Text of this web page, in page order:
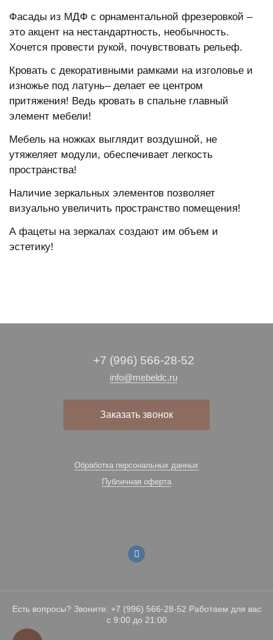
Фасады из МДФ с орнаментальной фрезеровкой –
это акцент на нестандартность, необычность.
Хочется провести рукой, почувствовать рельеф.
Кровать с декоративными рамками на изголовье и
изножье под латунь– делает ее центром
притяжения! Ведь кровать в спальне главный
элемент мебели!
Мебель на ножках выглядит воздушной, не
утяжеляет модули, обеспечивает легкость
пространства!
Наличие зеркальных элементов позволяет
визуально увеличить пространство помещения!
А фацеты на зеркалах создают им объем и
эстетику!
+7 (996) 566-28-52
info@mebeldc.ru
Заказать звонок
Обработка персональных данных
Публичная оферта
Есть вопросы? Звоните: +7 (996) 566-28-52 Работаем для вас
с 9:00 до 21:00